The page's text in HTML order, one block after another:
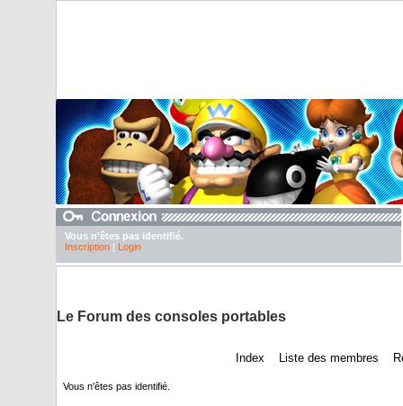
Vous n'êtes pas identifié.
Inscription| Login
Le Forum des consoles portables
Index Liste des membres
Vous n'êtes pas identifié.